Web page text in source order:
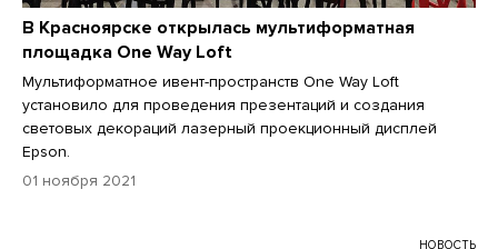
В Красноярске открылась мультиформатная
площадка One Way Loft
Мультиформатное ивент-пространств One Way Loft
установило для проведения презентаций и создания
световых декораций лазерный проекционный дисплей
Epson.
01 ноября 2021
НОВОСТЬ